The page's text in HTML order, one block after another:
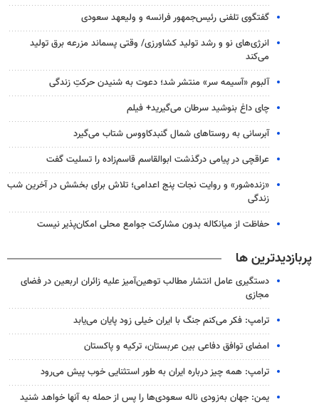
گفتگوی تلفنی رئیس‌جمهور فرانسه و ولیعهد سعودی
انرژی‌های نو و رشد تولید کشاورزی/ وقتی پسماند مزرعه‌ برق تولید
می‌کند
آلبوم «آسیمه سر» منتشر شد؛ دعوت به شنیدن حرکتِ زندگی
چای داغ بنوشید سرطان می‌گیرید+ فیلم
آبرسانی به روستاهای شمال گنبدکاووس شتاب می‌گیرد
عراقچی در پیامی درگذشت ابوالقاسم قاسم‌زاده را تسلیت گفت
«زنده‌شور» و روایت نجات پنج اعدامی؛ تلاش برای بخشش در آخرین شب
زندگی
حفاظت از میانکاله بدون مشارکت جوامع محلی امکان‌پذیر نیست
پربازدیدترین ها
دستگیری عامل انتشار مطالب توهین‌آمیز علیه زائران اربعین در فضای
مجازی
ترامپ: فکر می‌کنم جنگ با ایران خیلی زود پایان می‌یابد
امضای توافق دفاعی بین عربستان، ترکیه و پاکستان
ترامپ: همه چیز درباره ایران به طور استثنایی خوب پیش می‌رود
یمن: جهان به‌زودی ناله سعودی‌ها را پس از حمله به آنها خواهد شنید